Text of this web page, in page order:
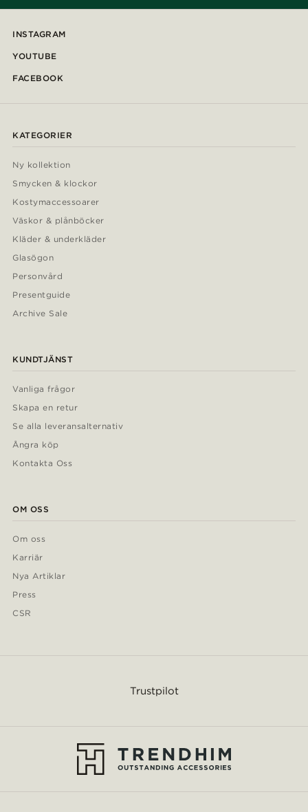
INSTAGRAM
YOUTUBE
FACEBOOK
KATEGORIER
Ny kollektion
Smycken & klockor
Kostymaccessoarer
Väskor & plånböcker
Kläder & underkläder
Glasögon
Personvård
Presentguide
Archive Sale
KUNDTJÄNST
Vanliga frågor
Skapa en retur
Se alla leveransalternativ
Ångra köp
Kontakta Oss
OM OSS
Om oss
Karriär
Nya Artiklar
Press
CSR
Trustpilot